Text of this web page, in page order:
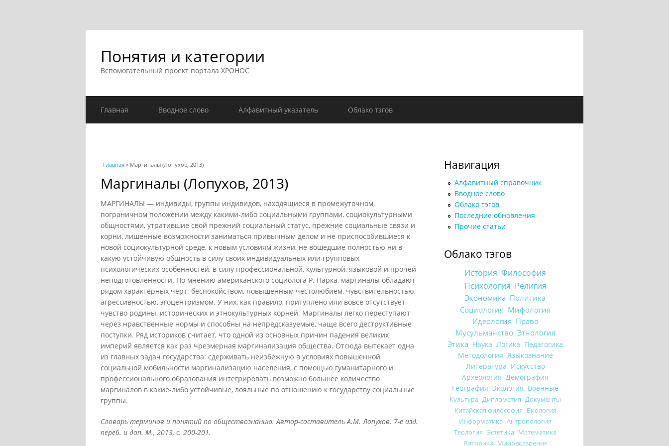
Понятия и категории
Вспомогательный проект портала ХРОНОС
Главная Вводное слово Алфавитный указатель Облако тэгов
Вы здесь
Главная » Маргиналы (Лопухов, 2013)
Маргиналы (Лопухов, 2013)
МАРГИНАЛЫ — индивиды, группы индивидов, находящиеся в промежуточном,
пограничном положении между какими-либо социальными группами, социокультурными
общностями, утратившие свой прежний социальный статус, прежние социальные связи и
корни, лишенные возможности заниматься привычным делом и не приспособившиеся к
новой социокультурной среде, к новым условиям жизни, не вошедшие полностью ни в
какую устойчивую общность в силу своих индивидуальных или групповых
психологических особенностей, в силу профессиональной, культурной, языковой и прочей
неподготовленности. По мнению американского социолога Р. Парка, маргиналы обладают
рядом характерных черт: беспокойством, повышенным честолюбием, чувствительностью,
агрессивностью, эгоцентризмом. У них, как правило, притуплено или вовсе отсутствует
чувство родины, исторических и этнокультурных корней. Маргиналы легко переступают
через нравственные нормы и способны на непредсказуемые, чаще всего деструктивные
поступки. Ряд историков считает, что одной из основных причин падения великих
империй является как раз чрезмерная маргинализация общества. Отсюда вытекает одна
из главных задач государства: сдерживать неизбежную в условиях повышенной
социальной мобильности маргинализацию населения, с помощью гуманитарного и
профессионального образования интегрировать возможно большее количество
маргиналов в какие-либо устойчивые, лояльные по отношению к государству социальные
группы.
Словарь терминов и понятий по обществознанию. Автор-составитель А.М. Лопухов. 7-е изд.
переб. и доп. М., 2013, с. 200-201.
Навигация
Алфавитный справочник
Вводное слово
Облако тэгов
Последние обновления
Прочие статьи
Облако тэгов
История Философия
Психология Религия
Экономика Политика
Социология Мифология
Идеология Право
Мусульманство Этнология
Этика Наука Логика Педагогика
Методология Языкознание
Литература Искусство
Археология Демография
География Экология Военные
Культура Дипломатия Документы
Китайская философия Биология
Информатика Антропология
Теология Эстетика Математика
Риторика Мировоззрение